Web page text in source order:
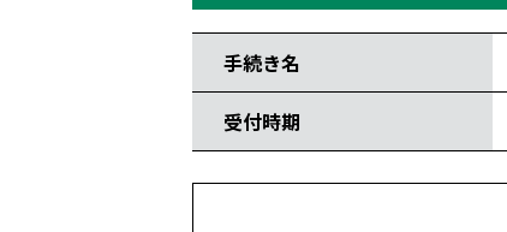
手続き名
受付時期